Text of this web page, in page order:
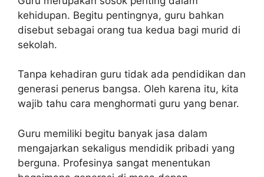
kehidupan. Begitu pentingnya, guru bahkan
disebut sebagai orang tua kedua bagi murid di
sekolah.
Tanpa kehadiran guru tidak ada pendidikan dan
generasi penerus bangsa. Oleh karena itu, kita
wajib tahu cara menghormati guru yang benar.
Guru memiliki begitu banyak jasa dalam
mengajarkan sekaligus mendidik pribadi yang
berguna. Profesinya sangat menentukan